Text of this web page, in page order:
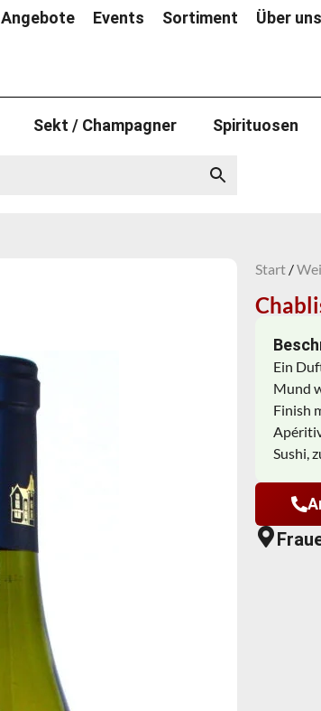
Angebote Events Sortiment Über uns
Sekt / Champagner Spirituosen
Start /
Ein
Mund
Finish
Sushi,